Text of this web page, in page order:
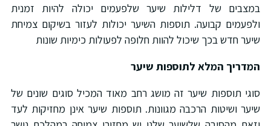
של דלילות שיער שלפעמים יכולה להיות זמנית
קבועה. תוספות השיער יכולות לעזור בשיקום צמיחת
חדש בכך שיכול להוות חלופה לפעולות כימיות שונות
המלא לתוספות שיער
תוספות שיער זה מושג רחב מאוד המכיל סוגים שונים של
ושיטות הרכבה מגוונות. תוספות שיער אינן מחזיקות לעד